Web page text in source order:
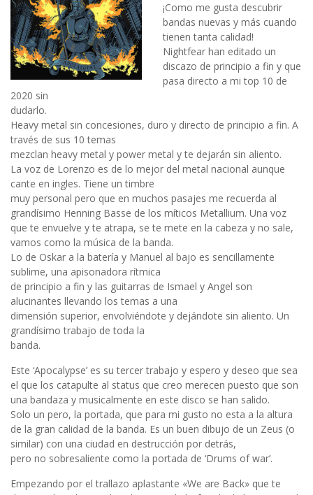
¡Como me gusta descubrir
bandas nuevas y más cuando
tienen tanta calidad!
Nightfear han editado un
discazo de principio a fin y que
pasa directo a mi top 10 de
2020 sin
dudarlo.
Heavy metal sin concesiones, duro y directo de principio a fin. A
través de sus 10 temas
mezclan heavy metal y power metal y te dejarán sin aliento.
La voz de Lorenzo es de lo mejor del metal nacional aunque
cante en ingles. Tiene un timbre
muy personal pero que en muchos pasajes me recuerda al
grandísimo Henning Basse de los míticos Metallium. Una voz
que te envuelve y te atrapa, se te mete en la cabeza y no sale,
vamos como la música de la banda.
Lo de Oskar a la batería y Manuel al bajo es sencillamente
sublime, una apisonadora rítmica
de principio a fin y las guitarras de Ismael y Angel son
alucinantes llevando los temas a una
dimensión superior, envolviéndote y dejándote sin aliento. Un
grandísimo trabajo de toda la
banda.
Este ‘Apocalypse’ es su tercer trabajo y espero y deseo que sea
el que los catapulte al status que creo merecen puesto que son
una bandaza y musicalmente en este disco se han salido.
Solo un pero, la portada, que para mi gusto no esta a la altura
de la gran calidad de la banda. Es un buen dibujo de un Zeus (o
similar) con una ciudad en destrucción por detrás,
pero no sobresaliente como la portada de ‘Drums of war’.
Empezando por el trallazo aplastante «We are Back» que te